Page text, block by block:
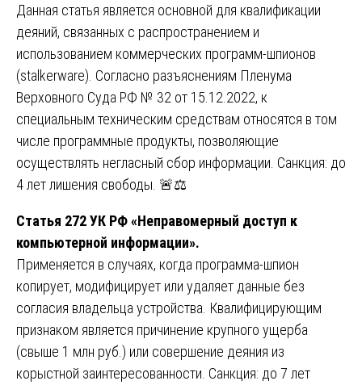
Данная статья является основной для квалификации
деяний, связанных с распространением и
использованием коммерческих программ-шпионов
(stalkerware). Согласно разъяснениям Пленума
Верховного Суда РФ № 32 от 15.12.2022, к
специальным техническим средствам относятся в том
числе программные продукты, позволяющие
осуществлять негласный сбор информации. Санкция: до
4 лет лишения свободы. 🚨⚖️
Статья 272 УК РФ «Неправомерный доступ к
компьютерной информации».
Применяется в случаях, когда программа-шпион
копирует, модифицирует или удаляет данные без
согласия владельца устройства. Квалифицирующим
признаком является причинение крупного ущерба
(свыше 1 млн руб.) или совершение деяния из
корыстной заинтересованности. Санкция: до 7 лет